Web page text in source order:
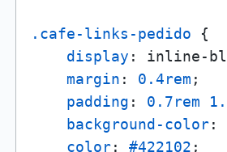
.cafe-links-pedido {
display : inline-
margin : 0.4rem ;
padding : 0.7rem
background-color:
color: #422102 ;